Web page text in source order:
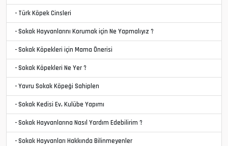
- Türk Köpek Cinsleri
- Sokak Hayvanlarını Korumak için Ne Yapmalıyız ?
- Sokak Köpekleri için Mama Önerisi
- Sokak Köpekleri Ne Yer ?
- Yavru Sokak Köpeği Sahiplen
- Sokak Kedisi Ev, Kulübe Yapımı
- Sokak Hayvanlarına Nasıl Yardım Edebilirim ?
- Sokak Hayvanları Hakkında Bilinmeyenler